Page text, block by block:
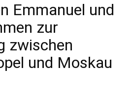
Emmanuel und
zur
zwischen
und Moskau